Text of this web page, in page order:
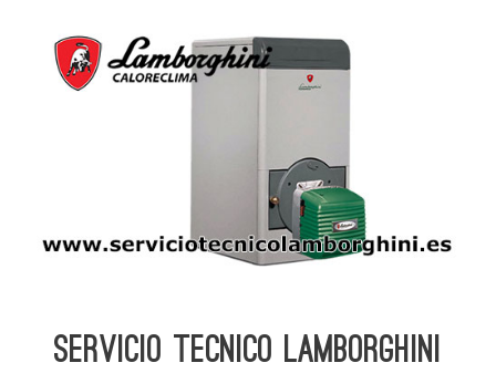
Servicio Tecnico Lamborghini